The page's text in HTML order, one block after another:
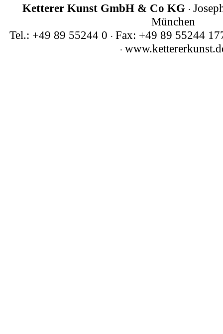
Ketterer Kunst GmbH & Co KG .
München
Tel.: +49 89 55244 0 . Fax: +49 89 55244
.